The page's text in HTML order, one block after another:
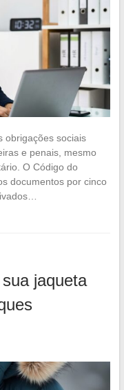
obrigações sociais
e penais, mesmo
O Código do
documentos por cinco
jaqueta